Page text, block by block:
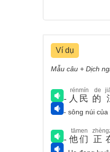
Ví dụ
Mẫu câu + Dịch
- 人民
rénmín
的
de
- sông núi của
- 他们
tāmen
正